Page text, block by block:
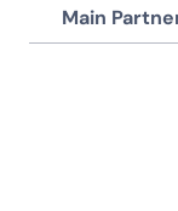
Main